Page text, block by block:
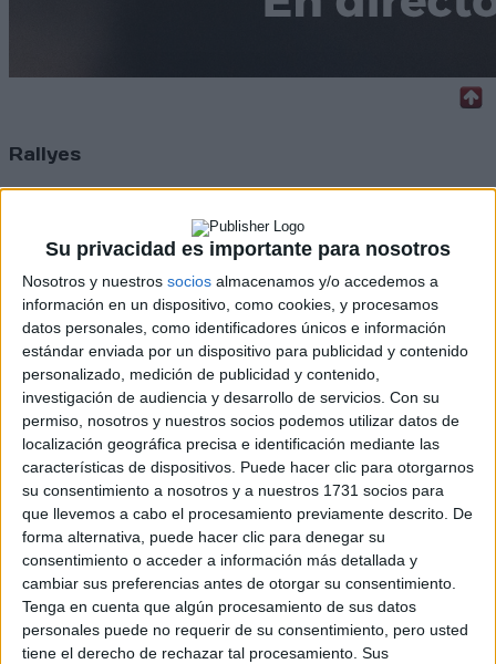
Su privacidad es importante para nosotros
Nosotros y nuestros socios almacenamos y/o accedemos a
información en un dispositivo, como cookies, y procesamos
datos personales, como identificadores únicos e información
estándar enviada por un dispositivo para publicidad y contenido
personalizado, medición de publicidad y contenido,
investigación de audiencia y desarrollo de servicios. Con su
permiso, nosotros y nuestros socios podemos utilizar datos de
localización geográfica precisa e identificación mediante las
características de dispositivos. Puede hacer clic para otorgarnos
su consentimiento a nosotros y a nuestros 1731 socios para
que llevemos a cabo el procesamiento previamente descrito. De
forma alternativa, puede hacer clic para denegar su
consentimiento o acceder a información más detallada y
cambiar sus preferencias antes de otorgar su consentimiento.
Tenga en cuenta que algún procesamiento de sus datos
personales puede no requerir de su consentimiento, pero usted
tiene el derecho de rechazar tal procesamiento. Sus
Rallyes
WRC
ERC
CERA
CERT
Internacionales
Campeonatos Autonómicos
Históricos
Dakar
RallyCross
Circuitos
Fórmula E
F2 / F3 / F4
Resistencia
Indycar
Otros
Producto